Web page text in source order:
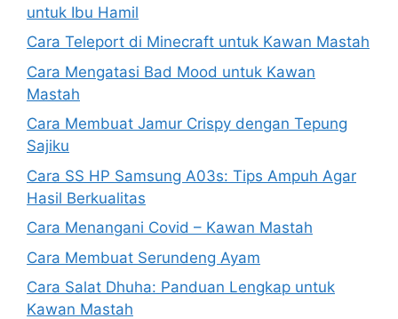
untuk Ibu Hamil
Cara Teleport di Minecraft untuk Kawan Mastah
Cara Mengatasi Bad Mood untuk Kawan
Mastah
Cara Membuat Jamur Crispy dengan Tepung
Sajiku
Cara SS HP Samsung A03s: Tips Ampuh Agar
Hasil Berkualitas
Cara Menangani Covid – Kawan Mastah
Cara Membuat Serundeng Ayam
Cara Salat Dhuha: Panduan Lengkap untuk
Kawan Mastah